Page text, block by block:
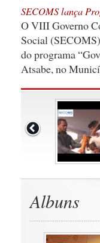
SECOMS lança
O VIII Governo
Social
do programa
Atsabe, no
Albuns